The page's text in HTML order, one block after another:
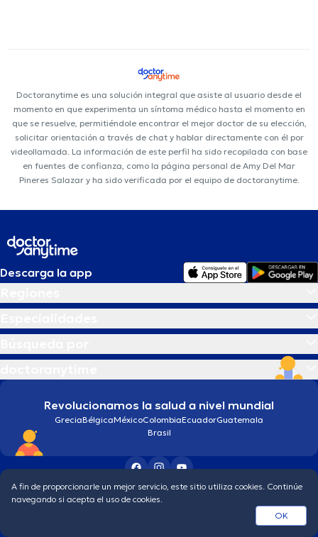
Doctoranytime es una solución integral que asiste al usuario desde el
momento en que experimenta un síntoma médico hasta el momento en
que se resuelve, permitiéndole encontrar el mejor doctor de su elección,
solicitar orientación a través de chat y hablar directamente con él por
videollamada. La información de este perfil ha sido recopilada con base
en fuentes de confianza, como la página personal de Amy Del Mar
Pineres Salazar y ha sido verificada por el equipo de doctoranytime.
Descarga la app
Revolucionamos la salud a nivel mundial
GreciaBélgicaMéxicoColombiaEcuadorGuatemala
Brasil
Condiciones generales
Política de protección de los datos personales
A fin de proporcionarle un mejor servicio, este sitio utiliza cookies. Continúe
navegando si acepta el uso de cookies.
OK